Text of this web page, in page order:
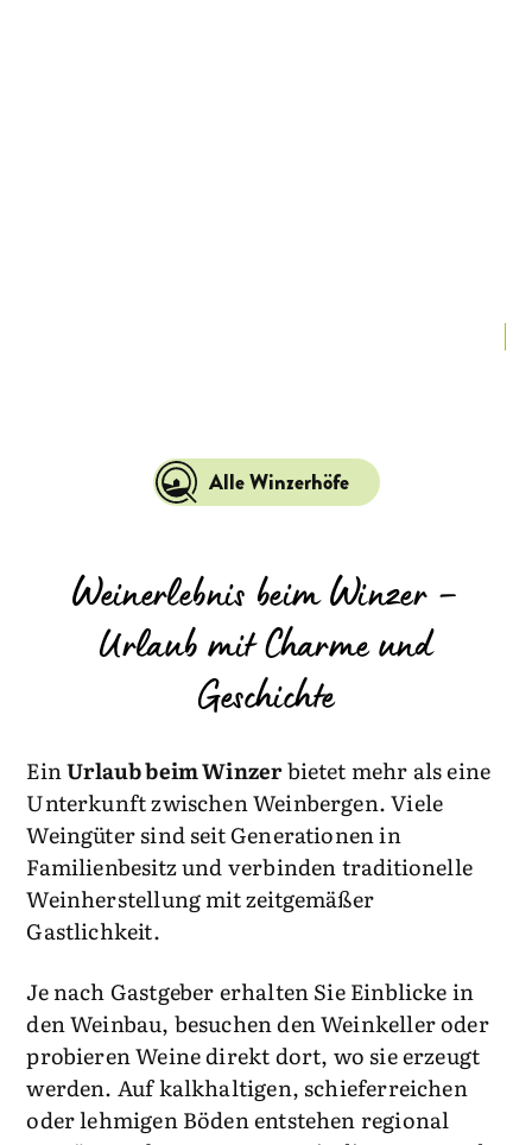
Alle Winzerhöfe
Weinerlebnis beim Winzer –
Urlaub mit Charme und
Geschichte
EinUrlaub beim Winzerbietet mehr als eine
Unterkunft zwischen Weinbergen. Viele
Weingüter sind seit Generationen in
Familienbesitz und verbinden traditionelle
Weinherstellung mit zeitgemäßer
Gastlichkeit.
Je nach Gastgeber erhalten Sie Einblicke in
den Weinbau, besuchen den Weinkeller oder
probieren Weine direkt dort, wo sie erzeugt
werden. Auf kalkhaltigen, schieferreichen
oder lehmigen Böden entstehen regional